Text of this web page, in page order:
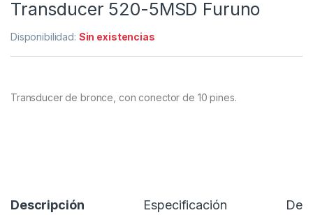
Transducer 520-5MSD Furuno
Disponibilidad: Sin existencias
Transducer de bronce, con conector de 10 pines.
Descripción Especificación